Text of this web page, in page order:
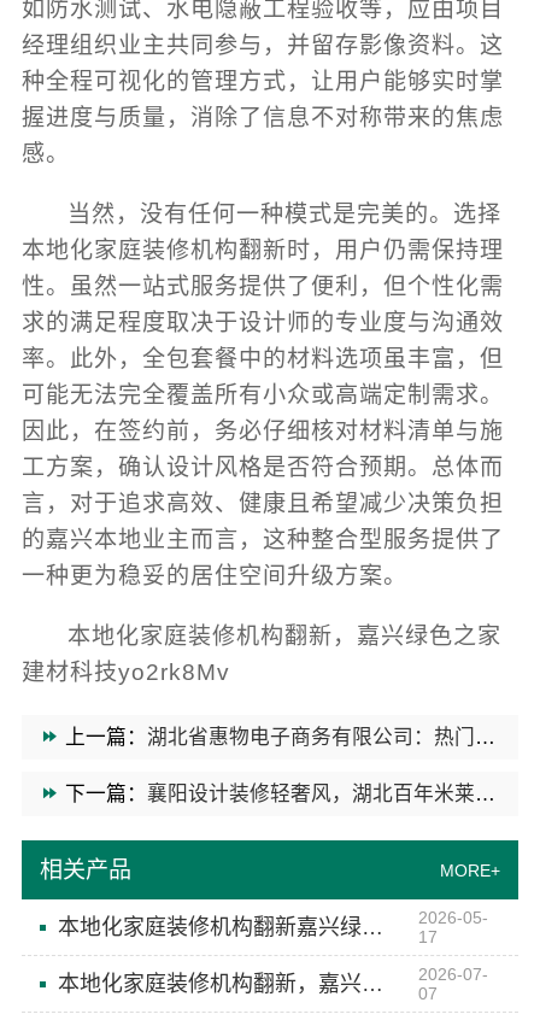
如防水测试、水电隐蔽工程验收等，应由项目
经理组织业主共同参与，并留存影像资料。这
种全程可视化的管理方式，让用户能够实时掌
握进度与质量，消除了信息不对称带来的焦虑
感。
当然，没有任何一种模式是完美的。选择
本地化家庭装修机构翻新时，用户仍需保持理
性。虽然一站式服务提供了便利，但个性化需
求的满足程度取决于设计师的专业度与沟通效
率。此外，全包套餐中的材料选项虽丰富，但
可能无法完全覆盖所有小众或高端定制需求。
因此，在签约前，务必仔细核对材料清单与施
工方案，确认设计风格是否符合预期。总体而
言，对于追求高效、健康且希望减少决策负担
的嘉兴本地业主而言，这种整合型服务提供了
一种更为稳妥的居住空间升级方案。
本地化家庭装修机构翻新，嘉兴绿色之家
建材科技yo2rk8Mv
上一篇： 湖北省惠物电子商务有限公司：热门日常居家公司价格指南
下一篇： 襄阳设计装修轻奢风，湖北百年米莱空间美学装饰材料有限公司
相关产品 MORE+
本地化家庭装修机构翻新嘉兴绿色之家建材科技
2026-05-
17
本地化家庭装修机构翻新，嘉兴绿色之家建材科技
2026-07-
07